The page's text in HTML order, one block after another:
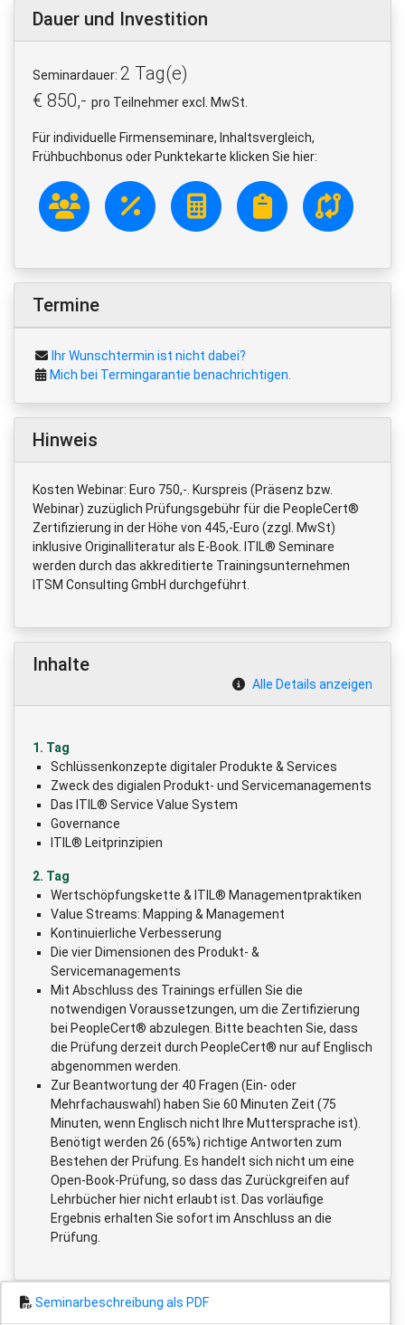
Dauer und Investition
Seminardauer: 2 Tag(e)
€ 850,- pro Teilnehmer excl. MwSt.
Für individuelle Firmenseminare, Inhaltsvergleich,
Frühbuchbonus oder Punktekarte klicken Sie hier:
Termine
Ihr Wunschtermin ist nicht dabei?
Mich bei Termingarantie benachrichtigen.
Hinweis
Kosten Webinar: Euro 750,-. Kurspreis (Präsenz bzw.
Webinar) zuzüglich Prüfungsgebühr für die PeopleCert®
Zertifizierung in der Höhe von 445,-Euro (zzgl. MwSt)
inklusive Originalliteratur als E-Book. ITIL® Seminare
werden durch das akkreditierte Trainingsunternehmen
ITSM Consulting GmbH durchgeführt.
Inhalte
Alle Details anzeigen
1. Tag
Schlüssenkonzepte digitaler Produkte & Services
Zweck des digialen Produkt- und Servicemanagements
Das ITIL® Service Value System
Governance
ITIL® Leitprinzipien
2. Tag
Wertschöpfungskette & ITIL® Managementpraktiken
Value Streams: Mapping & Management
Kontinuierliche Verbesserung
Die vier Dimensionen des Produkt- &
Servicemanagements
Mit Abschluss des Trainings erfüllen Sie die
notwendigen Voraussetzungen, um die Zertifizierung
bei PeopleCert® abzulegen. Bitte beachten Sie, dass
die Prüfung derzeit durch PeopleCert® nur auf Englisch
abgenommen werden.
Zur Beantwortung der 40 Fragen (Ein- oder
Mehrfachauswahl) haben Sie 60 Minuten Zeit (75
Minuten, wenn Englisch nicht Ihre Muttersprache ist).
Benötigt werden 26 (65%) richtige Antworten zum
Bestehen der Prüfung. Es handelt sich nicht um eine
Open-Book-Prüfung, so dass das Zurückgreifen auf
Lehrbücher hier nicht erlaubt ist. Das vorläufige
Ergebnis erhalten Sie sofort im Anschluss an die
Prüfung.
Seminarbeschreibung als PDF